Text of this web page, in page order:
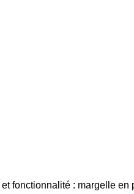
fonctionnalité : margelle